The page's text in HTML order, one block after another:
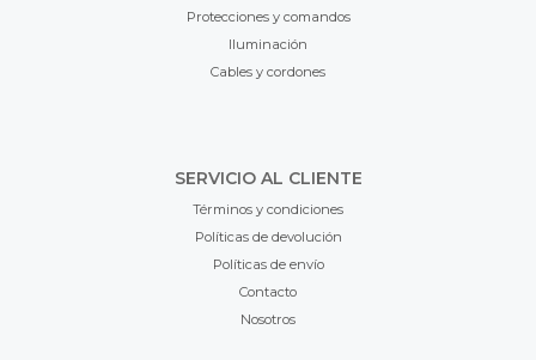
Protecciones y comandos
Iluminación
Cables y cordones
SERVICIO AL CLIENTE
Términos y condiciones
Políticas de devolución
Políticas de envío
Contacto
Nosotros